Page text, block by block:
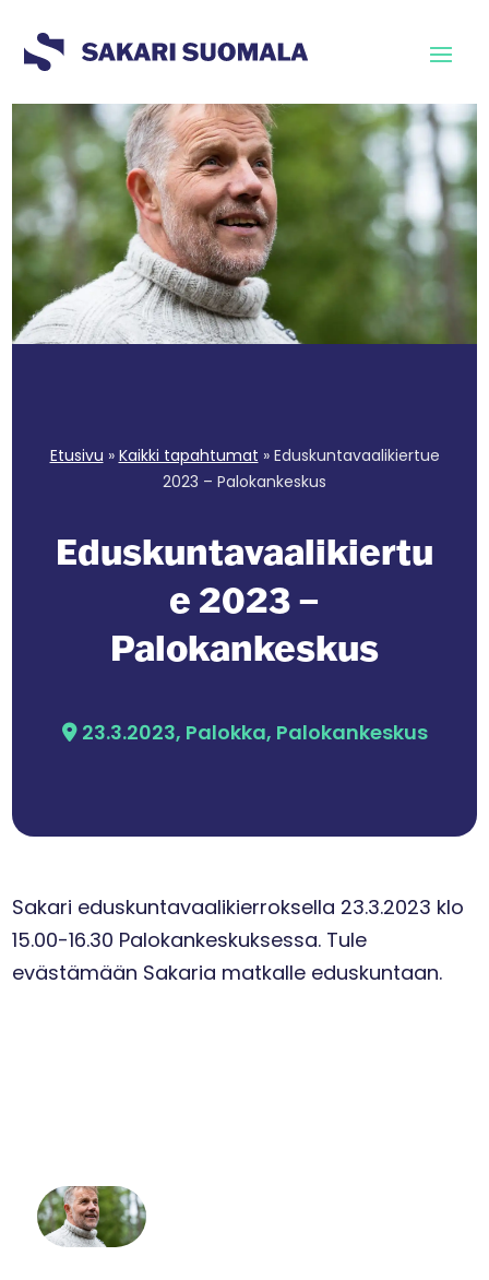
Etusivu » Kaikki tapahtumat » Eduskuntavaalikiertue
2023 – Palokankeskus
Eduskuntavaalikiertu
e 2023 –
Palokankeskus
23.3.2023, Palokka, Palokankeskus
Sakari eduskuntavaalikierroksella 23.3.2023 klo
15.00-16.30 Palokankeskuksessa. Tule
evästämään Sakaria matkalle eduskuntaan.